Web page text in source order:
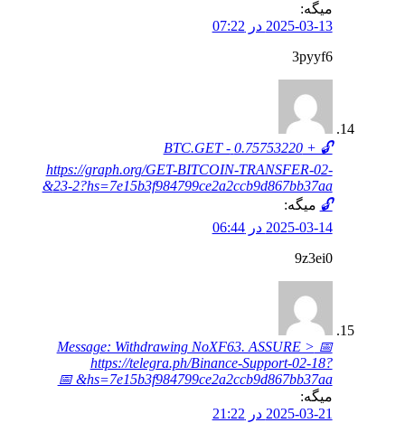
میگه:
2025-03-13 در 07:22
3pyyf6
🔓 + 0.75753220 BTC.GET -
https://graph.org/GET-BITCOIN-TRANSFER-02-
23-2?hs=7e15b3f984799ce2a2ccb9d867bb37aa&
🔓 میگه:
2025-03-14 در 06:44
9z3ei0
📅 Message: Withdrawing NoXF63. ASSURE >
https://telegra.ph/Binance-Support-02-18?
hs=7e15b3f984799ce2a2ccb9d867bb37aa& 📅
میگه:
2025-03-21 در 21:22